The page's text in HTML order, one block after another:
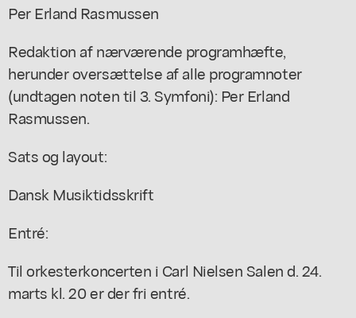
Per Erland Rasmussen
Redaktion af nærværende programhæfte,
herunder oversættelse af alle programnoter
(undtagen noten til 3. Symfoni): Per Erland
Rasmussen.
Sats og layout:
Dansk Musiktidsskrift
Entré:
Til orkesterkoncerten i Carl Nielsen Salen d. 24.
marts kl. 20 er der fri entré.